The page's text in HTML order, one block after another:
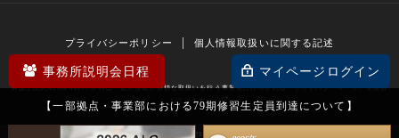
マイページログイン
【一部拠点・事業部における79期修習生定員到達について】
事務所説明会日程
プライバシーポリシー 個人情報取扱いに関する記述
弁護士法人ALG&Associatesは、個人情報の適切な取扱いを行う事業者に付与される「プライバシーマーク」を取得
しています。
弁護士法人ALG＆Associates 弁護士採用サイト